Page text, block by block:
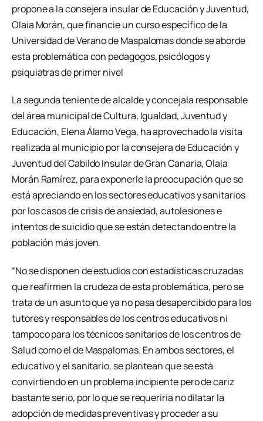
propone a la consejera insular de Educación y Juventud,
Olaia Morán, que financie un curso específico de la
Universidad de Verano de Maspalomas donde se aborde
esta problemática con pedagogos, psicólogos y
psiquiatras de primer nivel
La segunda teniente de alcalde y concejala responsable
del área municipal de Cultura, Igualdad, Juventud y
Educación, Elena Álamo Vega, ha aprovechado la visita
realizada al municipio por la consejera de Educación y
Juventud del Cabildo Insular de Gran Canaria, Olaia
Morán Ramírez, para exponerle la preocupación que se
está apreciando en los sectores educativos y sanitarios
por los casos de crisis de ansiedad, autolesiones e
intentos de suicidio que se están detectando entre la
población más joven.
“No se disponen de estudios con estadísticas cruzadas
que reafirmen la crudeza de esta problemática, pero se
trata de un asunto que ya no pasa desapercibido para los
tutores y responsables de los centros educativos ni
tampoco para los técnicos sanitarios de los centros de
Salud como el de Maspalomas. En ambos sectores, el
educativo y el sanitario, se plantean que se está
convirtiendo en un problema incipiente pero de cariz
bastante serio, por lo que se requeriría no dilatar la
adopción de medidas preventivas y proceder a su